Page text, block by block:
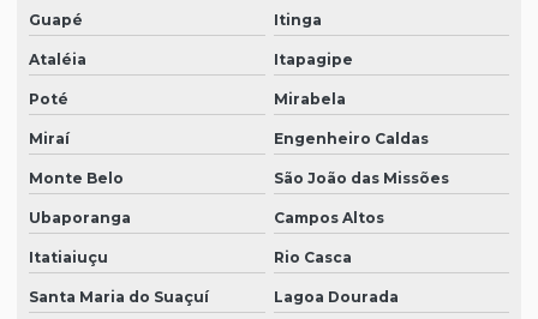
Guapé Itinga
Ataléia Itapagipe
Poté Mirabela
Miraí Engenheiro Caldas
Monte Belo São João das Missões
Ubaporanga Campos Altos
Itatiaiuçu Rio Casca
Santa Maria do Suaçuí Lagoa Dourada